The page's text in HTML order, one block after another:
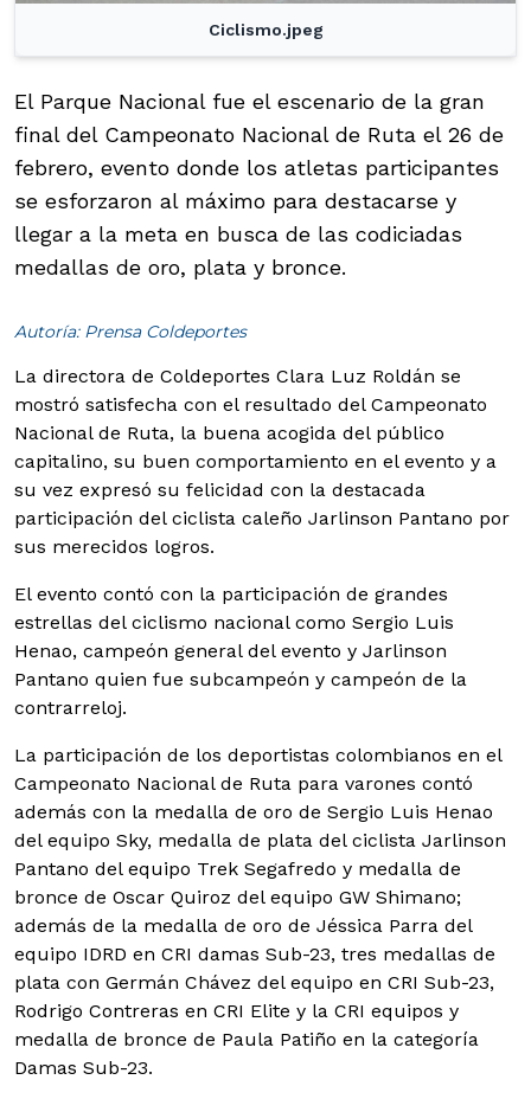
Ciclismo.jpeg
El Parque Nacional fue el escenario de la gran
final del Campeonato Nacional de Ruta el 26 de
febrero, evento donde los atletas participantes
se esforzaron al máximo para destacarse y
llegar a la meta en busca de las codiciadas
medallas de oro, plata y bronce.
Autoría: Prensa Coldeportes
La directora de Coldeportes Clara Luz Roldán se
mostró satisfecha con el resultado del Campeonato
Nacional de Ruta, la buena acogida del público
capitalino, su buen comportamiento en el evento y a
su vez expresó su felicidad con la destacada
participación del ciclista caleño Jarlinson Pantano por
sus merecidos logros.
El evento contó con la participación de grandes
estrellas del ciclismo nacional como Sergio Luis
Henao, campeón general del evento y Jarlinson
Pantano quien fue subcampeón y campeón de la
contrarreloj.
La participación de los deportistas colombianos en el
Campeonato Nacional de Ruta para varones contó
además con la medalla de oro de Sergio Luis Henao
del equipo Sky, medalla de plata del ciclista Jarlinson
Pantano del equipo Trek Segafredo y medalla de
bronce de Oscar Quiroz del equipo GW Shimano;
además de la medalla de oro de Jéssica Parra del
equipo IDRD en CRI damas Sub-23, tres medallas de
plata con Germán Chávez del equipo en CRI Sub-23,
Rodrigo Contreras en CRI Elite y la CRI equipos y
medalla de bronce de Paula Patiño en la categoría
Damas Sub-23.